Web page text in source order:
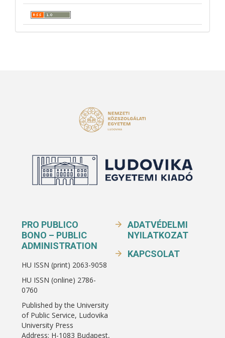
PRO PUBLICO
BONO – PUBLIC
ADMINISTRATION
HU ISSN (print) 2063-9058
HU ISSN (online) 2786-
0760
Published by the University
of Public Service, Ludovika
University Press
Address: H-1083 Budapest,
ADATVÉDELMI
NYILATKOZAT
KAPCSOLAT